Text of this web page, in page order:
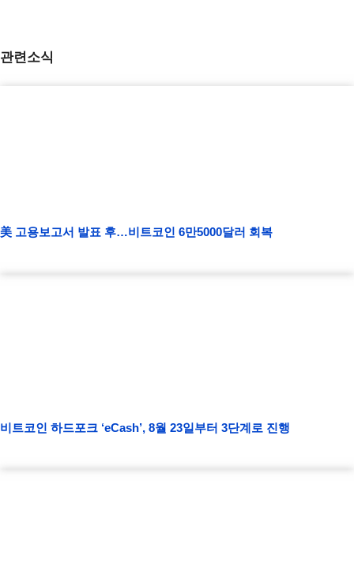
관련소식
美 고용보고서 발표 후…비트코인 6만5000달러 회복
비트코인 하드포크 ‘eCash’, 8월 23일부터 3단계로 진행